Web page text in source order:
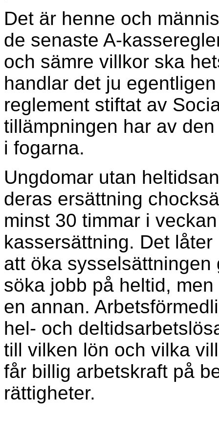
Det är henne och
de senaste A-
och sämre villkor ska
handlar det ju
reglement stiftat av
tillämpningen har av
i fogarna.
Ungdomar utan
deras ersättning
minst 30 timmar i
kassersättning. Det
att öka
söka jobb på heltid,
en annan.
hel- och
till vilken lön och vilka
får billig arbetskraft på
rättigheter.